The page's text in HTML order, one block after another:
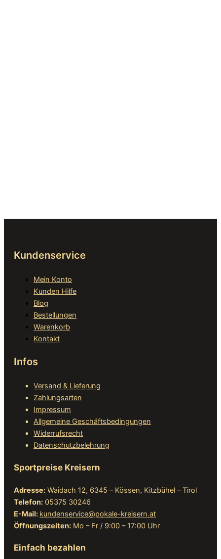
Kundenservice
Mein Konto
Kunden Hilfe
Blog
Bestellungen
Warenkorb
Kontakt
Infos
Versand & Lieferung
Zahlungsarten
Impressum
Allgemeine Geschäftsbedingungen
Widerrufsrecht
Datenschutzbelehrung
Sportpreise Kreisern
Adresse: Waidach 12, 6345 – Kössen, Kitzbühel – Tirol
Telefon: 05375 30246
E-Mail: kundenservice@pokale-kreisern.at
Öffnungszeiten: Mo – Fr / 9:00 – 17:00 Uhr
Einfach bezahlen